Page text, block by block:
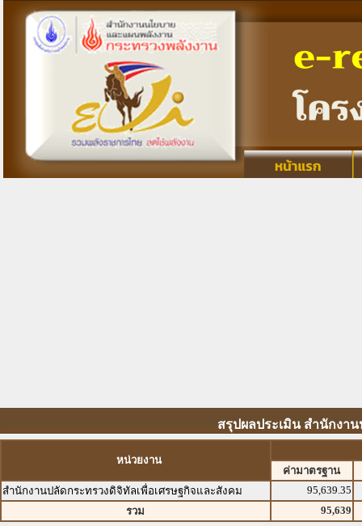
สรุปผลประเมิน สำนักงา
หน่วยงาน
ค่ามาตรฐาน
สำนักงานปลัดกระทรวงดิจิทัลเพื่อเศรษฐกิจและสังคม
95,639.35
รวม
95,639